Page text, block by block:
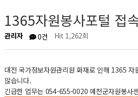
1365자원봉사포털 접
관리자 0건 Hit 1,262회
대전 국가정보자원관리원 화재로 인해 1365 자
않습니다.
긴급한 업무는 054-655-0020 예천군자원봉사